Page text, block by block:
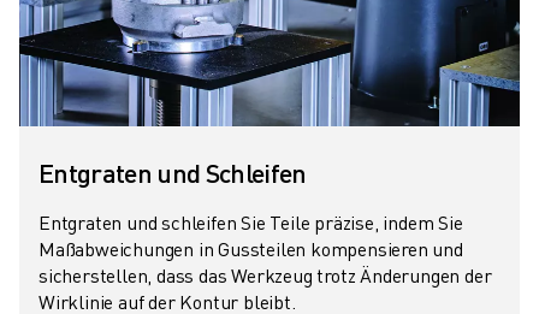
Entgraten und Schleifen
Entgraten und schleifen Sie Teile präzise, indem Sie
Maßabweichungen in Gussteilen kompensieren und
sicherstellen, dass das Werkzeug trotz Änderungen der
Wirklinie auf der Kontur bleibt.